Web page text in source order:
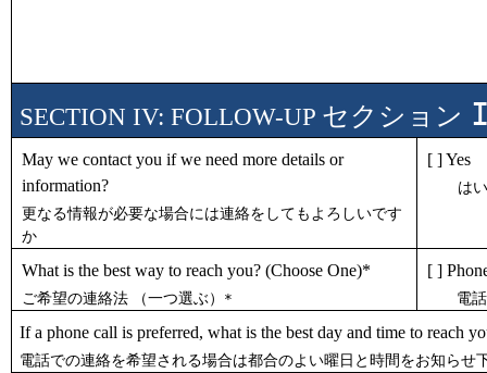
SECTION IV: FOLLOW-UP セクション
May we contact you if we need more details or
information?
更なる情報が必要な場合には連絡をしてもよろしいです
か
[ ] Yes
は
What is the best way to reach you? (Choose One)*
ご希望の連絡法 （一つ選ぶ） *
[ ]
電話
If a phone call is preferred, what is the best day and time to reach
電話での連絡を希望される場合は都合のよい曜日と時間をお知らせ